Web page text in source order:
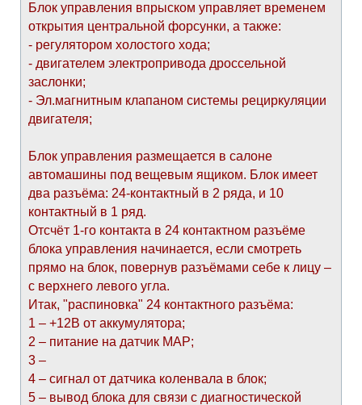
Блок управления впрыском управляет временем
открытия центральной форсунки, а также:
- регулятором холостого хода;
- двигателем электропривода дроссельной
заслонки;
- Эл.магнитным клапаном системы рециркуляции
двигателя;
Блок управления размещается в салоне
автомашины под вещевым ящиком. Блок имеет
два разъёма: 24-контактный в 2 ряда, и 10
контактный в 1 ряд.
Отсчёт 1-го контакта в 24 контактном разъёме
блока управления начинается, если смотреть
прямо на блок, повернув разъёмами себе к лицу –
с верхнего левого угла.
Итак, "распиновка" 24 контактного разъёма:
1 – +12В от аккумулятора;
2 – питание на датчик МАР;
3 –
4 – сигнал от датчика коленвала в блок;
5 – вывод блока для связи с диагностической